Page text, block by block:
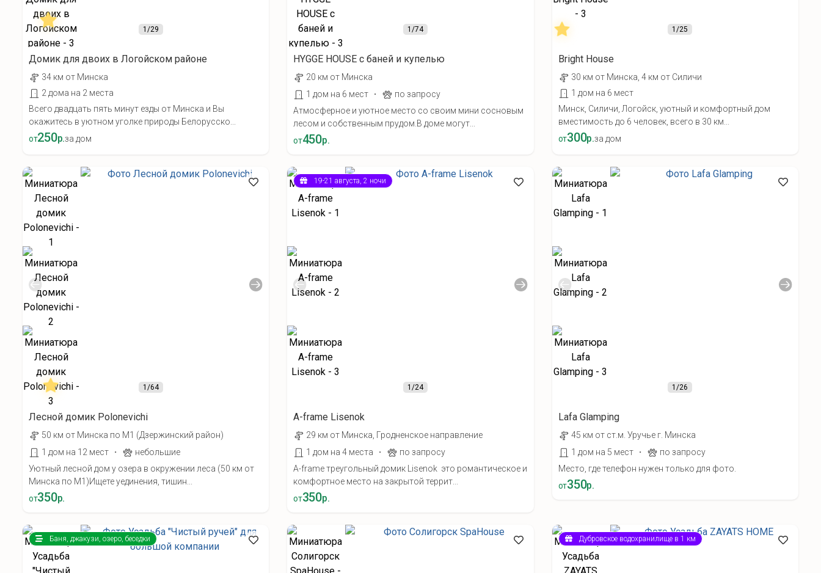
1 /29
Домик для двоих в Логойском районе
34 км от Минска
2 дома на 2 места
Всего двадцать пять минут езды от Минска и Вы
окажитесь в уютном уголке природы Белорусско...
от250р.за дом
1/74
HYGGE HOUSE с баней и купелью
20 км от Минска
1 дом на 6 мест
·
по запросу
Атмосферное и уютное место со своим мини сосновым
лесом и собственным прудом.В доме могут...
от450р.
1/25
Bright House
30 км от Минска, 4 км от Силичи
1 дом на 6 мест
Минск, Силичи, Логойск, уютный и комфортный дом
вместимость до 6 человек, всего в 30 км...
от300р.за дом
1 /64
Лесной домик Polonevichi
50 км от Минска по М1 (Дзержинский район)
1 дом на 12 мест
·
небольшие
Уютный лесной дом у озера в окружении леса (50 км от
Минска по М1) ​Ищете уединения, тишин...
от350р.
1/24
19-21 августа, 2 ночи
A-frame Lisenok
29 км от Минска, Гродненское направление
1 дом на 4 места
·
по запросу
A-frame треугольный домик Lisenok это романтическое и
комфортное место на закрытой террит...
от350р.
1/26
Lafa Glamping
45 км от ст.м. Уручье г. Минска
1 дом на 5 мест
·
по запросу
Место, где телефон нужен только для фото.
от350р.
Баня, джакузи, озеро, беседки Дубровское водохранилище в 1 км